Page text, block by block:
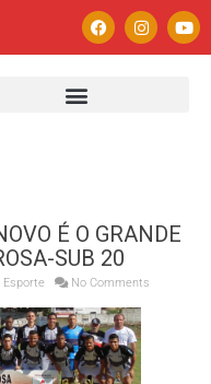
É O GRANDE
SUB 20
Esporte No Comments